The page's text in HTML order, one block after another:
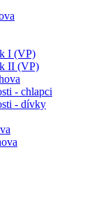
I (VP)
II (VP)
- chlapci
- dívky